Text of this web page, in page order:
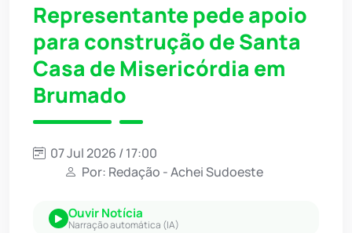
Representante pede apoio
para construção de Santa
Casa de Misericórdia em
Brumado
07 Jul 2026 / 17:00
Por: Redação - Achei Sudoeste
Ouvir Notícia
Narração automática (IA)